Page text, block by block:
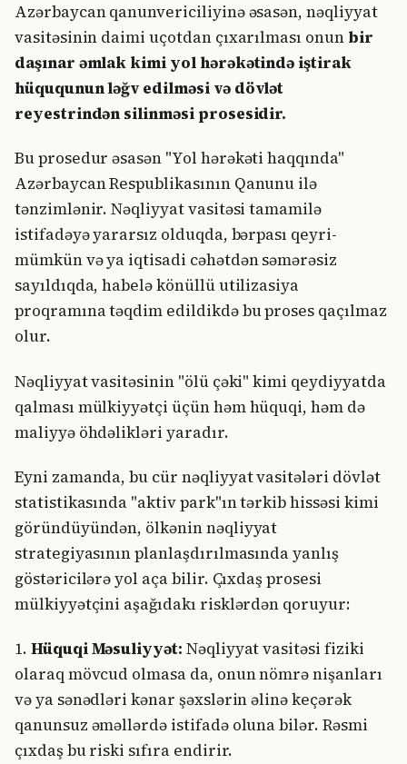
Azərbaycan qanunvericiliyinə əsasən, nəqliyyat
vasitəsinin daimi uçotdan çıxarılması onun bir
daşınar əmlak kimi yol hərəkətində iştirak
hüququnun ləğv edilməsi və dövlət
reyestrindən silinməsi prosesidir.
Bu prosedur əsasən "Yol hərəkəti haqqında"
Azərbaycan Respublikasının Qanunu ilə
tənzimlənir. Nəqliyyat vasitəsi tamamilə
istifadəyə yararsız olduqda, bərpası qeyri-
mümkün və ya iqtisadi cəhətdən səmərəsiz
sayıldıqda, habelə könüllü utilizasiya
proqramına təqdim edildikdə bu proses qaçılmaz
olur.
Nəqliyyat vasitəsinin "ölü çəki" kimi qeydiyyatda
qalması mülkiyyətçi üçün həm hüquqi, həm də
maliyyə öhdəlikləri yaradır.
Eyni zamanda, bu cür nəqliyyat vasitələri dövlət
statistikasında "aktiv park"ın tərkib hissəsi kimi
göründüyündən, ölkənin nəqliyyat
strategiyasının planlaşdırılmasında yanlış
göstəricilərə yol aça bilir. Çıxdaş prosesi
mülkiyyətçini aşağıdakı risklərdən qoruyur:
1. Hüquqi Məsuliyyət: Nəqliyyat vasitəsi fiziki
olaraq mövcud olmasa da, onun nömrə nişanları
və ya sənədləri kənar şəxslərin əlinə keçərək
qanunsuz əməllərdə istifadə oluna bilər. Rəsmi
çıxdaş bu riski sıfıra endirir.